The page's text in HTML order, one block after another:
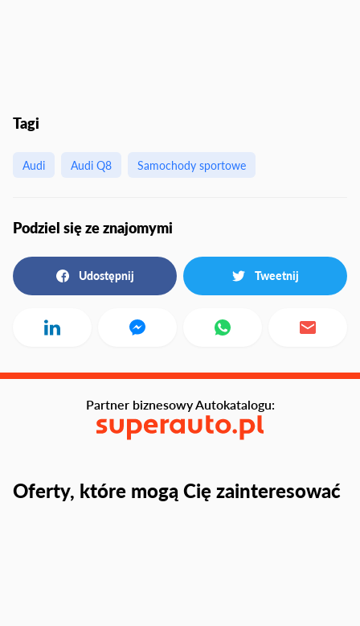
Tagi
Audi Audi Q8 Samochody sportowe
Podziel się ze znajomymi
Udostępnij Tweetnij
Oferty, które mogą Cię zainteresować
Partner biznesowy Autokatalogu: